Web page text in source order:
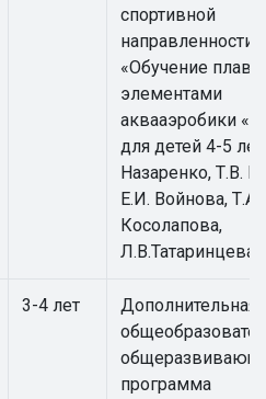
спортивной
направленности
«Обучение
элементами
аквааэробики
для детей 4-5
Назаренко, Т.В.
Е.И. Войнова, Т.А.
Косолапова,
Л.В.Татаринцева
3-4 лет
Дополнительная
программа